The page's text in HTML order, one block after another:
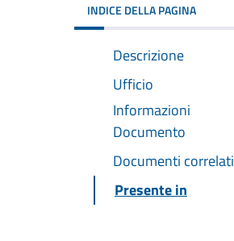
INDICE DELLA PAGINA
Descrizione
Ufficio
Informazioni
Documento
Documenti correlati
Presente in